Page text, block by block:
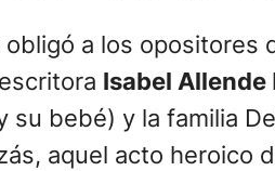
obligó a los opositores
Isabel Allende
su bebé) y la familia
aquel acto heroico